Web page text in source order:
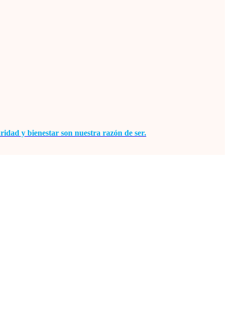
y bienestar son nuestra razón de ser.